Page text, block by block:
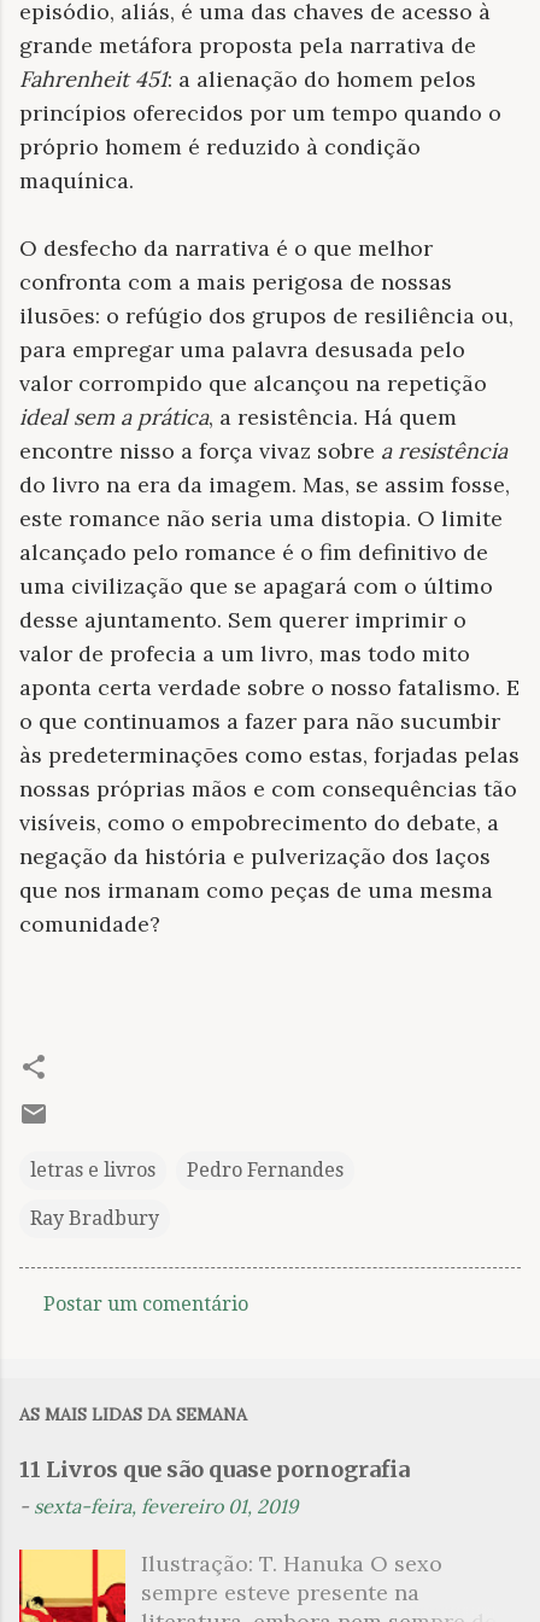
episódio, aliás, é uma das chaves de acesso à
grande metáfora proposta pela narrativa de
Fahrenheit 451: a alienação do homem pelos
princípios oferecidos por um tempo quando o
próprio homem é reduzido à condição
maquínica.
O desfecho da narrativa é o que melhor
confronta com a mais perigosa de nossas
ilusões: o refúgio dos grupos de resiliência ou,
para empregar uma palavra desusada pelo
valor corrompido que alcançou na repetição
ideal sem a prática, a resistência. Há quem
encontre nisso a força vivaz sobre a resistência
do livro na era da imagem. Mas, se assim fosse,
este romance não seria uma distopia. O limite
alcançado pelo romance é o fim definitivo de
uma civilização que se apagará com o último
desse ajuntamento. Sem querer imprimir o
valor de profecia a um livro, mas todo mito
aponta certa verdade sobre o nosso fatalismo. E
o que continuamos a fazer para não sucumbir
às predeterminações como estas, forjadas pelas
nossas próprias mãos e com consequências tão
visíveis, como o empobrecimento do debate, a
negação da história e pulverização dos laços
que nos irmanam como peças de uma mesma
comunidade?
letras e livros Pedro Fernandes
Ray Bradbury
n
t
i
Postar um comentário
AS MAIS LIDAS DA SEMANA
11 Livros que são quase pornografia
- sexta-feira, fevereiro 01, 2019
Ilustração: T. Hanuka O sexo
sempre esteve presente na